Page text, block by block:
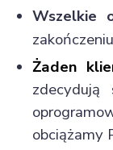
Wszelkie
Żaden
obciążamy